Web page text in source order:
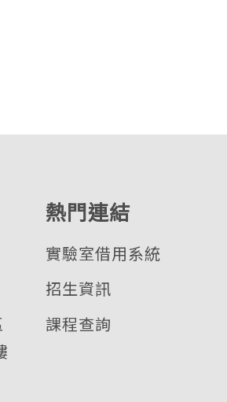
熱門連結
實驗室借用系統
招生資訊
課程查詢